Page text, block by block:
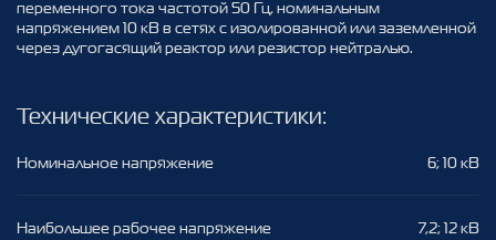
переменного тока частотой 50 Гц, номинальным
напряжением 10 кВ в сетях с изолированной или заземленной
через дугогасящий реактор или резистор нейтралью.
Технические характеристики:
Номинальное напряжение 6; 10 кВ
Наибольшее рабочее напряжение 7,2; 12 кВ